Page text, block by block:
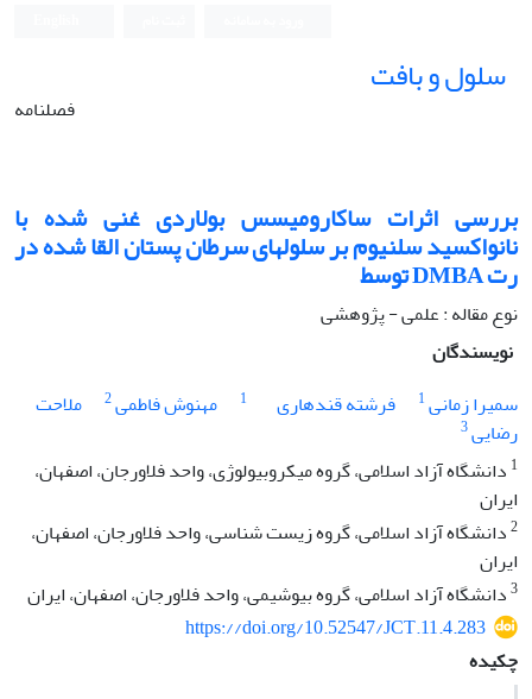
سلول و بافت
فصلنامه
بررسی اثرات ساکارومیسس بولاردی غنی شده با
نانواکسید سلنیوم بر سلول‏های سرطان پستان القا شده در
رت DMBA توسط
نوع مقاله : علمی - پژوهشی
نویسندگان
سمیرا زمانی1 فرشته قندهاری 1 مهنوش فاطمی2
ملاحت
رضایی3
1 دانشگاه آزاد اسلامی، گروه میکروبیولوژی، واحد فلاورجان، اصفهان،
ایران
2دانشگاه آزاد اسلامی، گروه زیست شناسی، واحد فلاورجان، اصفهان،
ایران
3دانشگاه آزاد اسلامی، گروه بیوشیمی، واحد فلاورجان، اصفهان، ایران
https://doi.org/10.52547/JCT.11.4.283
چکیده